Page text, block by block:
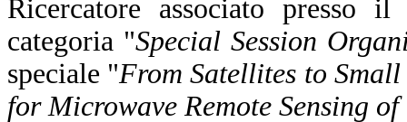
Ricercatore associato presso
categoria "Special Session
speciale "From Satellites to
for Microwave Remote Sensing